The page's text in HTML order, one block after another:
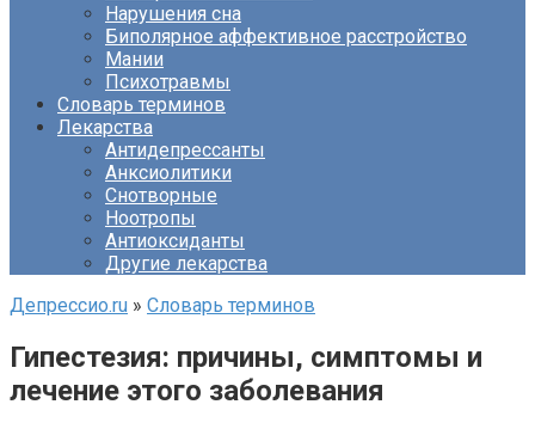
Нарушения сна
Биполярное аффективное расстройство
Мании
Психотравмы
Словарь терминов
Лекарства
Антидепрессанты
Анксиолитики
Снотворные
Ноотропы
Антиоксиданты
Другие лекарства
Депрессио.ru » Словарь терминов
Гипестезия: причины, симптомы и
лечение этого заболевания